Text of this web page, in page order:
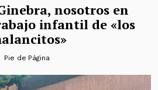
nosotros en
infantil de «los
Pie de Página